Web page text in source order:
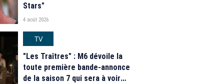
Stars"
4 août 2026
TV
"Les Traîtres" : M6 dévoile la
toute première bande-annonce
de la saison 7 qui sera à voir